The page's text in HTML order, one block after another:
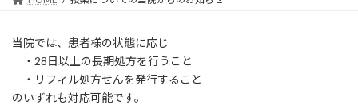
当院では、患者様の状態に応じ
・28日以上の長期処方を行うこと
・リフィル処方せんを発行すること
のいずれも対応可能です。